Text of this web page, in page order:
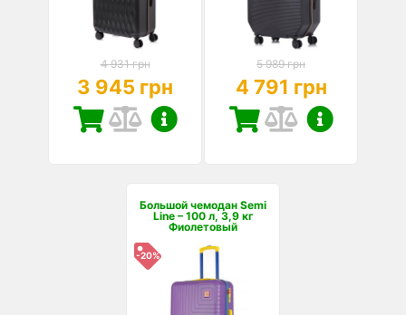
4 931 грн
3 945 грн
5 989 грн
4 791 грн
Большой чемодан Semi
Line – 100 л, 3,9 кг
Фиолетовый
-20%